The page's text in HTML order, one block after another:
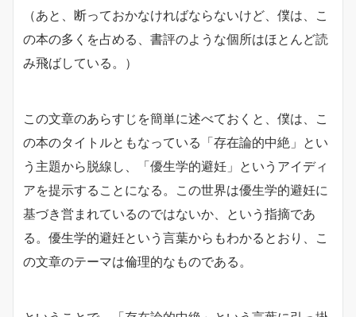
（あと、断っておかなければならないけど、僕は、こ
の本の多くを占める、書評のような個所はほとんど読
み飛ばしている。）
この文章のあらすじを簡単に述べておくと、僕は、こ
の本のタイトルともなっている「存在論的中絶」とい
う主題から脱線し、「優生学的避妊」というアイディ
アを提示することになる。この世界は優生学的避妊に
基づき営まれているのではないか、という指摘であ
る。優生学的避妊という言葉からもわかるとおり、こ
の文章のテーマは倫理的なものである。